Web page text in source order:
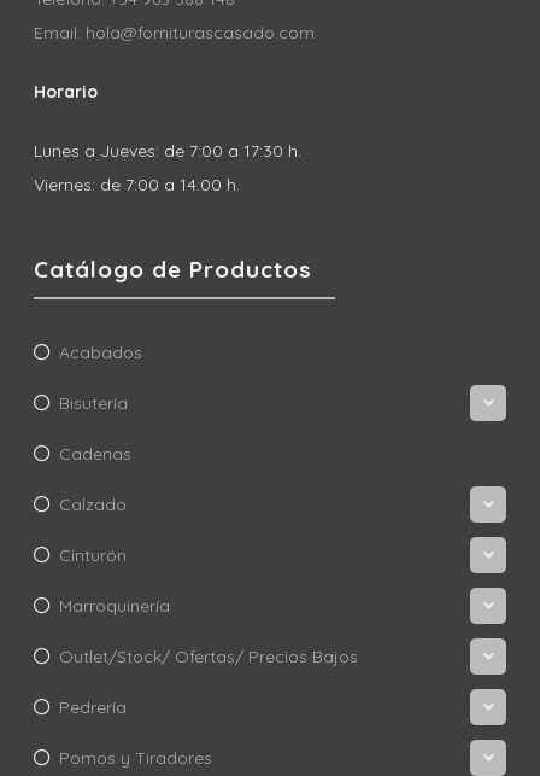
Email: hola@forniturascasado.com
Horario
Lunes a Jueves: de 7:00 a 17:30 h.
Viernes: de 7:00 a 14:00 h.
Catálogo de Productos
Acabados
Bisutería
Cadenas
Calzado
Cinturón
Marroquinería
Outlet/Stock/ Ofertas/ Precios Bajos
Pedrería
Pomos y Tiradores